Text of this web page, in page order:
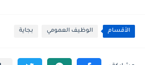
الأقسام الوظيف العمومي بجاية